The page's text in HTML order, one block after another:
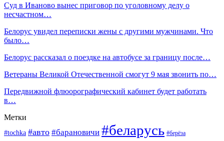
Суд в Иваново вынес приговор по уголовному делу о
несчастном…
Белорус увидел переписки жены с другими мужчинами. Что
было…
Белорус рассказал о поездке на автобусе за границу после…
Ветераны Великой Отечественной смогут 9 мая звонить по…
Передвижной флюорографический кабинет будет работать
в…
Метки
#tochka #авто #барановичи #беларусь #берёза